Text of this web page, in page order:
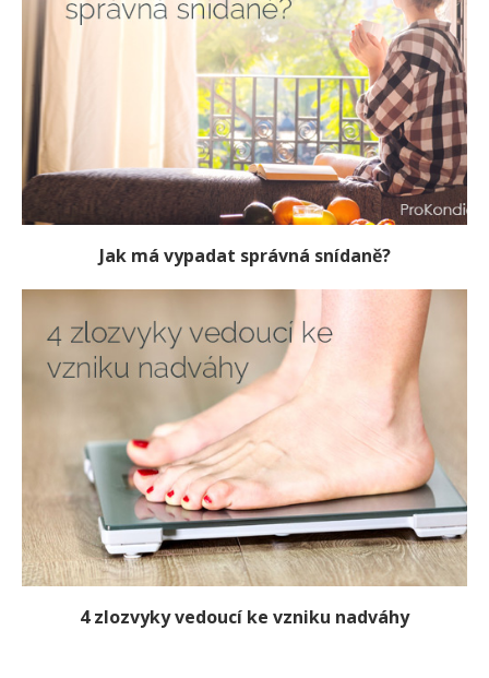
Jak má vypadat správná snídaně?
4 zlozvyky vedoucí ke vzniku nadváhy